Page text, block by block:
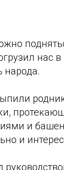
нас
народа.
и
и